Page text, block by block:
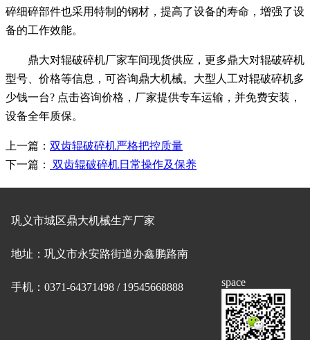
碎细碎部件也采用特制的钢材，提高了设备的寿命，增强了设
备的工作效能。
鼎大对辊破碎机厂家车间现货供应，更多鼎大对辊破碎机
型号、价格等信息，可咨询鼎大机械。大型人工对辊破碎机多
少钱一台? 点击咨询价格，厂家提供专车运输，并免费安装，
设备全年质保。
上一篇： 双齿辊破碎机严格把控质量
下一篇：
双齿辊破碎机日常操作及保养
巩义市城区鼎大机械生产厂家
地址：巩义市永安路街道办鑫鹏路南
手机：0371-64371498 / 19545668888 space